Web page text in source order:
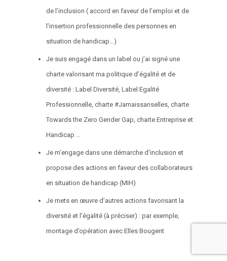
de l’inclusion ( accord en faveur de l’emploi et de
l’insertion professionnelle des personnes en
situation de handicap…)
Je suis engagé dans un label ou j’ai signé une
charte valorisant ma politique d’égalité et de
diversité : Label Diversité, Label Egalité
Professionnelle, charte #Jamaissanselles, charte
Towards the Zero Gender Gap, charte Entreprise et
Handicap …
Je m’engage dans une démarche d’inclusion et
propose des actions en faveur des collaborateurs
en situation de handicap (MIH)
Je mets en œuvre d’autres actions favorisant la
diversité et l’égalité (à préciser) : par exemple,
montage d’opération avec Elles Bougent